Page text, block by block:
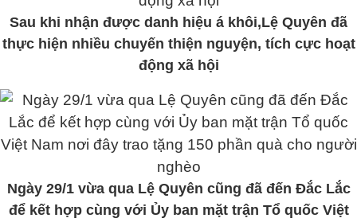
Sau khi nhận được danh hiệu á khôi,Lệ Quyên đã
thực hiện nhiều chuyến thiện nguyện, tích cực hoạt
động xã hội
Ngày 29/1 vừa qua Lệ Quyên cũng đã đến Đắc Lắc
để kết hợp cùng với Ủy ban mặt trận Tổ quốc Việt